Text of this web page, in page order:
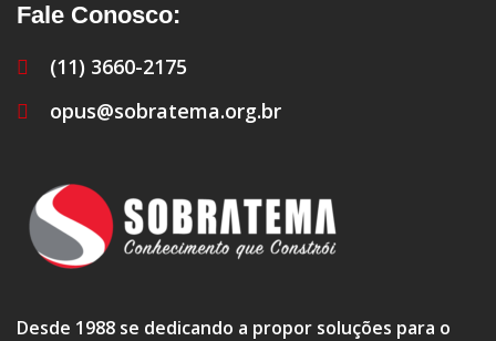
Fale Conosco:
(11) 3660-2175
opus@sobratema.org.br
Desde 1988 se dedicando a propor soluções para o